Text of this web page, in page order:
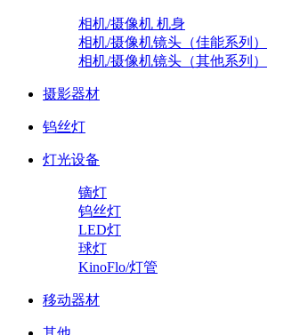
相机/摄像机 机身
相机/摄像机镜头（佳能系列）
相机/摄像机镜头（其他系列）
摄影器材
钨丝灯
灯光设备
镝灯
钨丝灯
LED灯
球灯
KinoFlo/灯管
移动器材